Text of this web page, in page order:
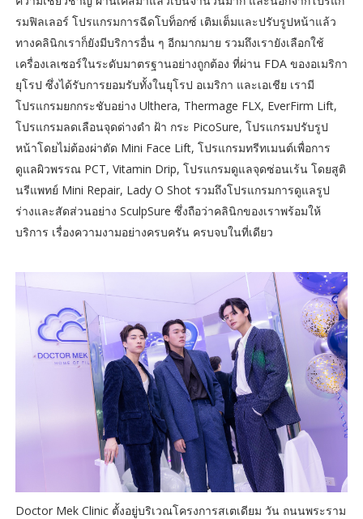
รมฟิลเลอร์ โปรแกรมการฉีดโบท็อกซ์ เติมเต็มและปรับรูปหน้าแล้ว
ทางคลินิกเราก็ยังมีบริการอื่น ๆ อีกมากมาย รวมถึงเรายังเลือกใช้
เครื่องเลเซอร์ในระดับมาตรฐานอย่างถูกต้อง ที่ผ่าน FDA ของอเมริกา
ยุโรป ซึ่งได้รับการยอมรับทั้งในยุโรป อเมริกา และเอเชีย เรามี
โปรแกรมยกกระชับอย่าง Ulthera, Thermage FLX, EverFirm Lift,
โปรแกรมลดเลือนจุดด่างดำ ฝ้า กระ PicoSure, โปรแกรมปรับรูป
หน้าโดยไม่ต้องผ่าตัด Mini Face Lift, โปรแกรมทรีทเมนต์เพื่อการ
ดูแลผิวพรรณ PCT, Vitamin Drip, โปรแกรมดูแลจุดซ่อนเร้น โดยสูติ
นรีแพทย์ Mini Repair, Lady O Shot รวมถึงโปรแกรมการดูแลรูป
ร่างและสัดส่วนอย่าง SculpSure ซึ่งถือว่าคลินิกของเราพร้อมให้
บริการ เรื่องความงามอย่างครบครัน ครบจบในที่เดียว
Doctor Mek Clinic ตั้งอยู่บริเวณโครงการสเตเดียม วัน ถนนพระราม